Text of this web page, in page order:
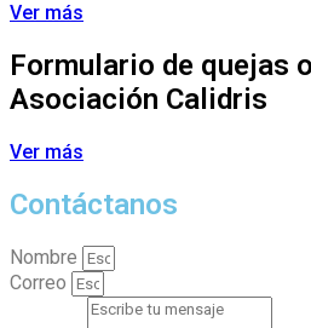
Ver más
Formulario de quejas
Asociación Calidris
Ver más
Contáctanos
Nombre
Correo